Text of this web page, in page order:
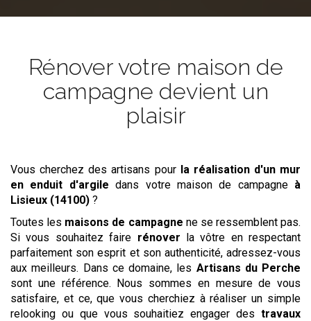
Rénover votre maison de
campagne devient un
plaisir
Vous cherchez des artisans pour la réalisation d'un mur
en enduit d'argile dans votre maison de campagne à
Lisieux (14100) ?
Toutes les maisons de campagne ne se ressemblent pas.
Si vous souhaitez faire rénover la vôtre en respectant
parfaitement son esprit et son authenticité, adressez-vous
aux meilleurs. Dans ce domaine, les Artisans du Perche
sont une référence. Nous sommes en mesure de vous
satisfaire, et ce, que vous cherchiez à réaliser un simple
relooking ou que vous souhaitiez engager des travaux